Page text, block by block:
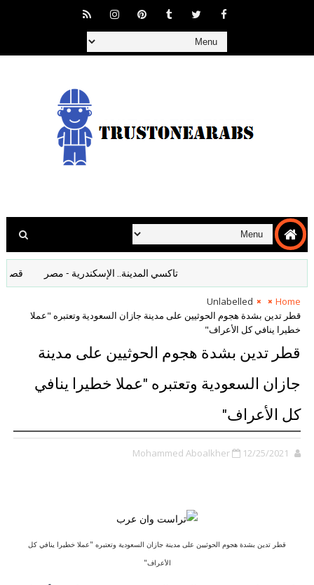
تاكسي المدينة.. الإسكندرية - مصر قصف
Home
Unlabelled
قطر تدين بشدة هجوم الحوثيين على مدينة جازان السعودية وتعتبره "عملا
خطيرا ينافي كل الأعراف"
قطر تدين بشدة هجوم الحوثيين على مدينة
جازان السعودية وتعتبره "عملا خطيرا ينافي
كل الأعراف"
Mohammed Aboalkher 12/25/2021
قطر تدين بشدة هجوم الحوثيين على مدينة جازان السعودية وتعتبره "عملا خطيرا ينافي كل
الأعراف"